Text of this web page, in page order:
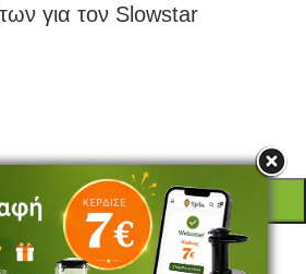
για τον Slowstar
ΣΤΟ ΚΑΛΆΘΙ